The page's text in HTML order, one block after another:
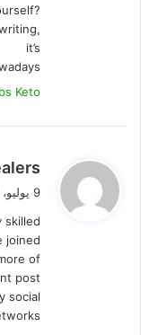
it’s
Keto
ي
ق
ل
9 يوليو، 2021 الساعة 11:58 ص
skilled
joined
of
post.
social